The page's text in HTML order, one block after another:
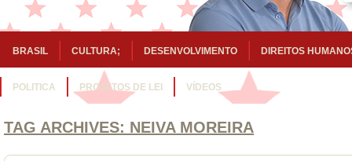
BRASIL CULTURA; DESENVOLVIMENTO DIREITOS
POLITICA PROJETOS DE LEI VÍDEOS
TAG ARCHIVES: NEIVA MOREIRA